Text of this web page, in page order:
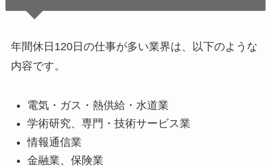
年間休日120日の仕事が多い業界は、以下のような
内容です。
電気・ガス・熱供給・水道業
学術研究、専門・技術サービス業
情報通信業
金融業、保険業